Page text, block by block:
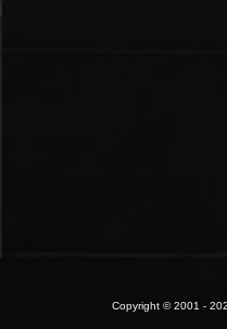
Copyright © 2001 -